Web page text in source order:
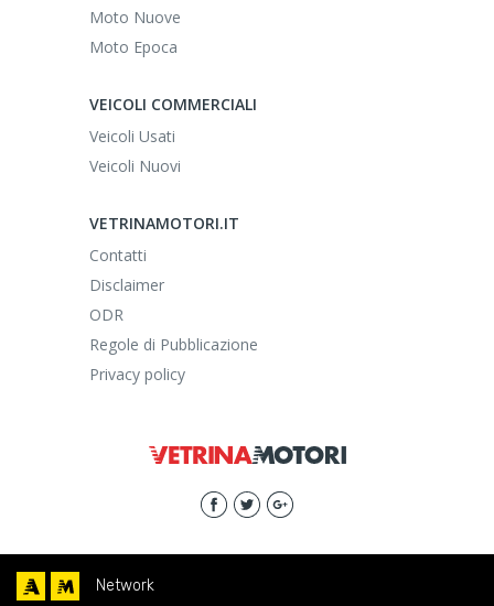
Moto Nuove
Moto Epoca
VEICOLI COMMERCIALI
Veicoli Usati
Veicoli Nuovi
VETRINAMOTORI.IT
Contatti
Disclaimer
ODR
Regole di Pubblicazione
Privacy policy
Network